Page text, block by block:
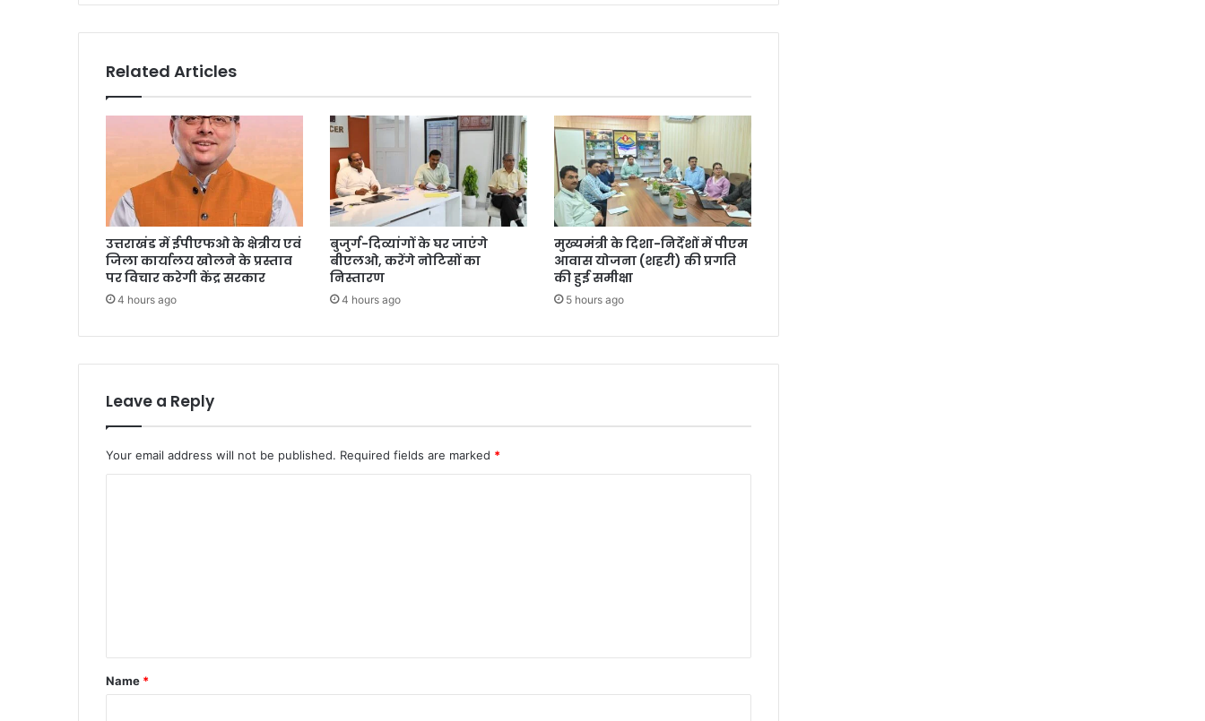
Related Articles
उत्तराखंड में ईपीएफओ के क्षेत्रीय एवं
जिला कार्यालय खोलने के प्रस्ताव
पर विचार करेगी केंद्र सरकार
4 hours ago
बुजुर्ग-दिव्यांगों के घर जाएंगे
बीएलओ, करेंगे नोटिसों का
निस्तारण
4 hours ago
मुख्यमंत्री के दिशा-निर्देशों में पीएम
आवास योजना (शहरी) की प्रगति
की हुई समीक्षा
5 hours ago
Leave a Reply
Your email address will not be published. Required fields are marked *
*
Name *